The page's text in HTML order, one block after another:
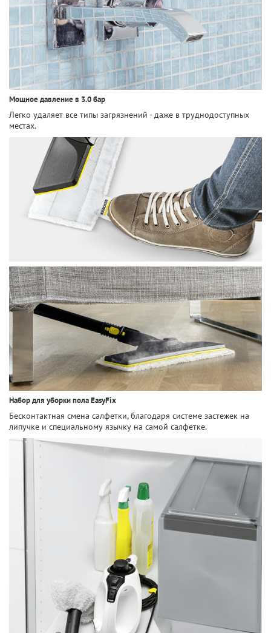
Мощное давление в 3.0 бар
Легко удаляет все типы загрязнений - даже в труднодоступных
местах.
Набор для уборки пола EasyFix
Бесконтактная смена салфетки, благодаря системе застежек на
липучке и специальному язычку на самой салфетке.